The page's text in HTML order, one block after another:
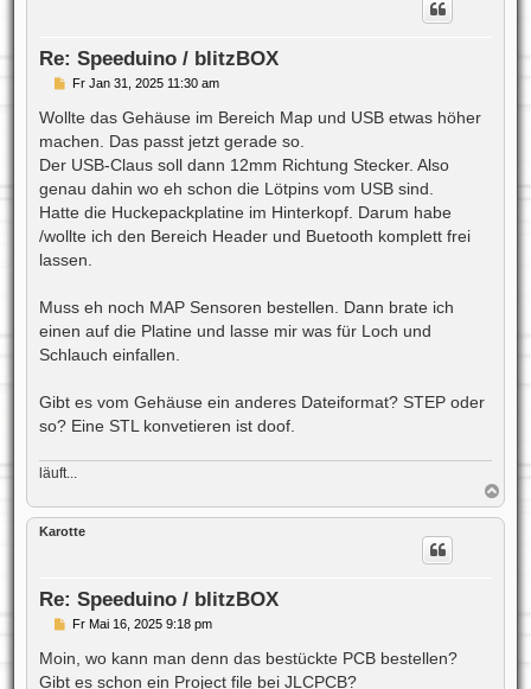
Re: Speeduino / blitzBOX
B
i
r
a
g
Fr Jan 31, 2025 11:30 am
Wollte das Gehäuse im Bereich Map und USB etwas höher
machen. Das passt jetzt gerade so.
Der USB-Claus soll dann 12mm Richtung Stecker. Also
genau dahin wo eh schon die Lötpins vom USB sind.
Hatte die Huckepackplatine im Hinterkopf. Darum habe
/wollte ich den Bereich Header und Buetooth komplett frei
lassen.
Muss eh noch MAP Sensoren bestellen. Dann brate ich
einen auf die Platine und lasse mir was für Loch und
Schlauch einfallen.
Gibt es vom Gehäuse ein anderes Dateiformat? STEP oder
so? Eine STL konvetieren ist doof.
läuft...
a
c
Karotte
Re: Speeduino / blitzBOX
B
i
r
Fr Mai 16, 2025 9:18 pm
Moin, wo kann man denn das bestückte PCB bestellen?
Gibt es schon ein Project file bei JLCPCB?